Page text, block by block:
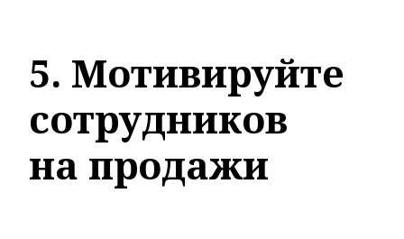
5. Мотивируйте
сотрудников
на продажи